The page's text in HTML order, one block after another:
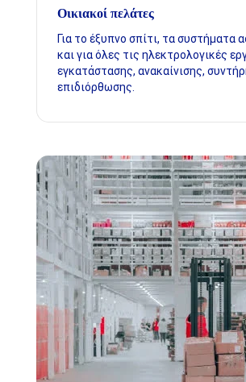
Οικιακοί πελάτες
Για το έξυπνο σπίτι, τα συστήματα
και για όλες τις ηλεκτρολογικές
εγκατάστασης, ανακαίνισης,
επιδιόρθωσης.